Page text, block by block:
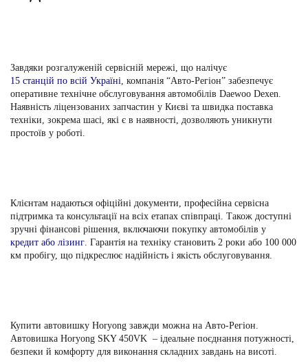
Завдяки розгалуженій сервісній мережі, що налічує
15 станцій по всій Україні, компанія “Авто-Регіон” забезпечує
оперативне технічне обслуговування автомобілів Daewoo Dexen.
Наявність ліцензованих запчастин у Києві та швидка поставка
техніки, зокрема шасі, які є в наявності, дозволяють уникнути
простоїв у роботі.
Клієнтам надаються офіційні документи, професійна сервісна
підтримка та консультації на всіх етапах співпраці. Також доступні
зручні фінансові рішення, включаючи покупку автомобілів у
кредит або лізинг. Гарантія на техніку становить 2 роки або 100 000
км пробігу, що підкреслює надійність і якість обслуговування.
Купити автовишку Horyong завжди можна на Авто-Регіон.
Автовишка Horyong SKY 450VK – ідеальне поєднання потужності,
безпеки й комфорту для виконання складних завдань на висоті.